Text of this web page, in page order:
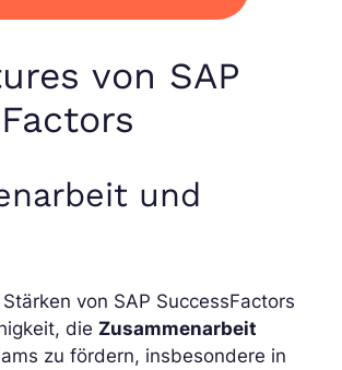
von SAP
und
von SAP SuccessFactors
die Zusammenarbeit
zu fördern, insbesondere in